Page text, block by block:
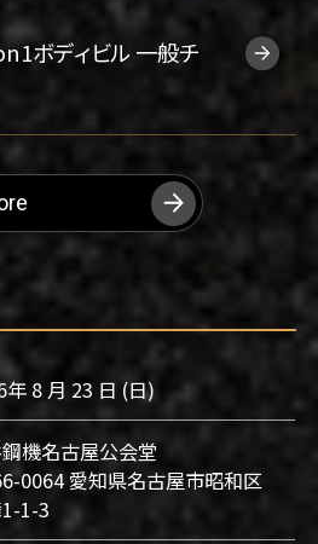
ボディビル 一般チ
年 8 ⽉ 23 ⽇ (日)
機名古屋公会堂
0064 愛知県名古屋市昭和区
1-3